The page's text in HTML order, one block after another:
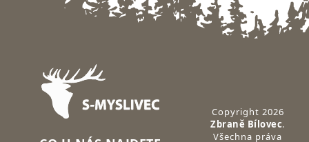
Zápatí
Copyright 2026
Zbraně Bílovec.
Všechna práva